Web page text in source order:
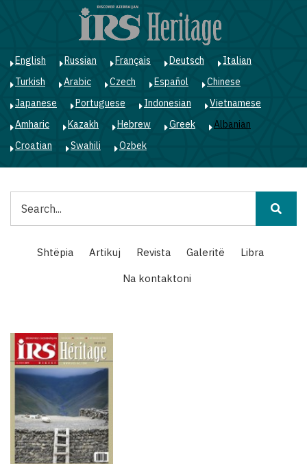
English Russian Français Deutsch
Italian
Turkish
Arabic Czech Español
Chinese
Japanese
Portuguese Indonesian
Vietnamese
Amharic
Kazakh Hebrew Greek
Albanian
Croatian
Swahili Ozbek
Main
navigation
Shtëpia Artikuj Revista Galeritë
Libra
Na kontaktoni